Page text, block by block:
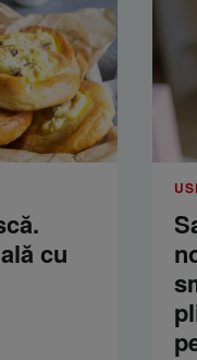
cu